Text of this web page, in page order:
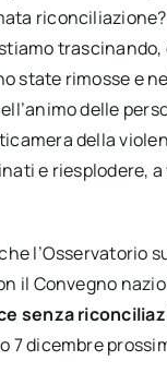
trascinando,
state rimosse e
delle
della
e riesplodere,
l’Osservatorio
il Convegno
senza
7 dicembre